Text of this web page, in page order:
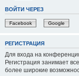
ВОЙТИ ЧЕРЕЗ
Facebook Google
РЕГИСТРАЦИЯ
Для входа на
Регистрация занимает
более широкие